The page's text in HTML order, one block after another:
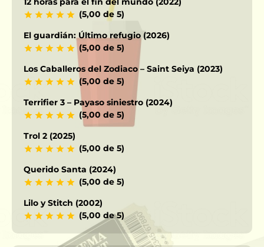
(5,00 de 5)
El guardián: Último refugio (2026)
(5,00 de 5)
Los Caballeros del Zodiaco – Saint Seiya (2023)
(5,00 de 5)
Terrifier 3 – Payaso siniestro (2024)
(5,00 de 5)
Trol 2 (2025)
(5,00 de 5)
Querido Santa (2024)
(5,00 de 5)
Lilo y Stitch (2002)
(5,00 de 5)